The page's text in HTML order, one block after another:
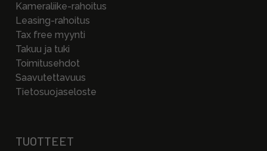
Kameraliike-rahoitus
Leasing-rahoitus
Tax free myynti
Takuu ja tuki
Toimitusehdot
Saavutettavuus
Tietosuojaseloste
TUOTTEET